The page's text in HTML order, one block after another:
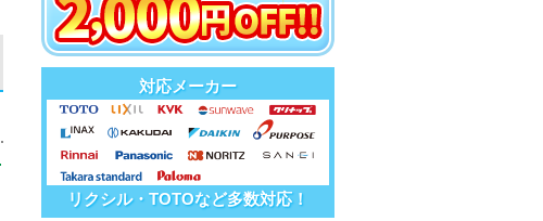
対応メーカー
リクシル・TOTOなど多数対応！